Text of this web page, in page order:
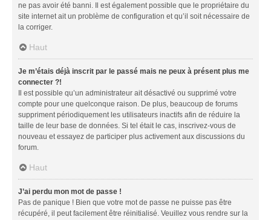
ne pas avoir été banni. Il est également possible que le propriétaire du
site internet ait un problème de configuration et qu’il soit nécessaire de
la corriger.
Haut
Je m’étais déjà inscrit par le passé mais ne peux à présent plus me
connecter ?!
Il est possible qu’un administrateur ait désactivé ou supprimé votre
compte pour une quelconque raison. De plus, beaucoup de forums
suppriment périodiquement les utilisateurs inactifs afin de réduire la
taille de leur base de données. Si tel était le cas, inscrivez-vous de
nouveau et essayez de participer plus activement aux discussions du
forum.
Haut
J’ai perdu mon mot de passe !
Pas de panique ! Bien que votre mot de passe ne puisse pas être
récupéré, il peut facilement être réinitialisé. Veuillez vous rendre sur la